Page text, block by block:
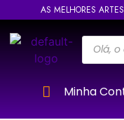
AS MELHORES
Minha